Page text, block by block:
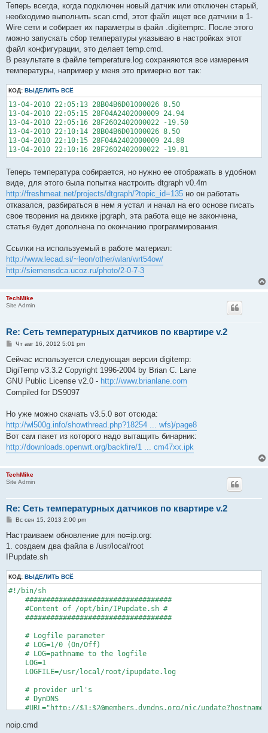
Теперь всегда, когда подключен новый датчик или отключен старый,
необходимо выполнить scan.cmd, этот файл ищет все датчики в 1-
Wire сети и собирает их параметры в файл .digitemprc. После этого
можно запускать сбор температуры указываю в настройках этот
файл конфигурации, это делает temp.cmd.
В результате в файле temperature.log сохраняются все измерения
температуры, например у меня это примерно вот так:
КОД: ВЫДЕЛИТЬ ВСЁ
13-04-2010 22:05:13 28B04B6D01000026 8.50
13-04-2010 22:05:15 28F04A2402000009 24.94
13-04-2010 22:05:16 28F2602402000022 -19.50
13-04-2010 22:10:14 28B04B6D01000026 8.50
13-04-2010 22:10:15 28F04A2402000009 24.88
Теперь температура собирается, но нужно ее отображать в удобном
виде, для этого была попытка настроить dtgraph v0.4m
http://freshmeat.net/projects/dtgraph/?topic_id=135 но он работать
отказался, разбираться в нем я устал и начал на его основе писать
свое творения на движке jpgraph, эта работа еще не закончена,
статья будет дополнена по окончанию программирования.
Ссылки на используемый в работе материал:
http://www.lecad.si/~leon/other/wlan/wrt54ow/
http://siemensdca.ucoz.ru/photo/2-0-7-3
TechMike
Site Admin
Re: Сеть температурных датчиков по квартире v.2
С
о
щ
е
и
Чт авг 16, 2012 5:01 pm
Сейчас используется следующая версия digitemp:
DigiTemp v3.3.2 Copyright 1996-2004 by Brian C. Lane
GNU Public License v2.0 - http://www.brianlane.com
Compiled for DS9097
Но уже можно скачать v3.5.0 вот отсюда:
http://wl500g.info/showthread.php?18254 ... wfs)/page8
Вот сам пакет из которого надо вытащить бинарник:
http://downloads.openwrt.org/backfire/1 ... cm47xx.ipk
TechMike
Site Admin
Re: Сеть температурных датчиков по квартире v.2
С
о
щ
е
и
е
Вс сен 15, 2013 2:00 pm
Настраиваем обновление для no=ip.org:
1. создаем два файла в /usr/local/root
IPupdate.sh
КОД: ВЫДЕЛИТЬ ВСЁ
#!/bin/sh
    ###################################
    #Content of /opt/bin/IPupdate.sh #
    ###################################
    # Logfile parameter
    # LOG=1/0 (On/Off)
    # LOG=pathname to the logfile
    LOG=1
    LOGFILE=/usr/local/root/ipupdate.log
    # provider url's
    # DynDNS
#URL="http://$1:$2@members.dyndns.org/nic/
#URL="http://dynupdate.no-ip.com/
noip.cmd